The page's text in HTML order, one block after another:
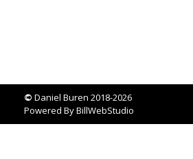
© Daniel Buren 2018-2026
Powered ByBillWebStudio